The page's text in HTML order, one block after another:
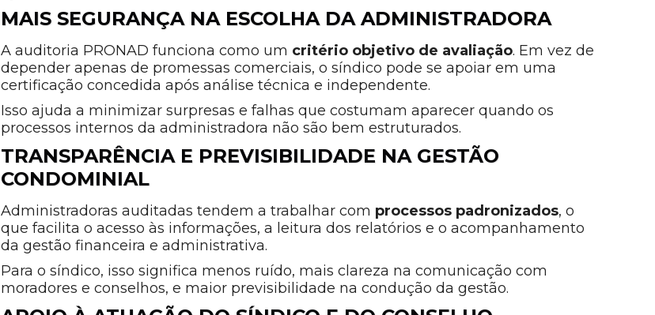
MAIS SEGURANÇA NA ESCOLHA DA ADMINISTRADORA
A auditoria PRONAD funciona como um critério objetivo de avaliação. Em vez de
depender apenas de promessas comerciais, o síndico pode se apoiar em uma
certificação concedida após análise técnica e independente.
Isso ajuda a minimizar surpresas e falhas que costumam aparecer quando os
processos internos da administradora não são bem estruturados.
TRANSPARÊNCIA E PREVISIBILIDADE NA GESTÃO
CONDOMINIAL
Administradoras auditadas tendem a trabalhar com processos padronizados, o
que facilita o acesso às informações, a leitura dos relatórios e o acompanhamento
da gestão financeira e administrativa.
Para o síndico, isso significa menos ruído, mais clareza na comunicação com
moradores e conselhos, e maior previsibilidade na condução da gestão.